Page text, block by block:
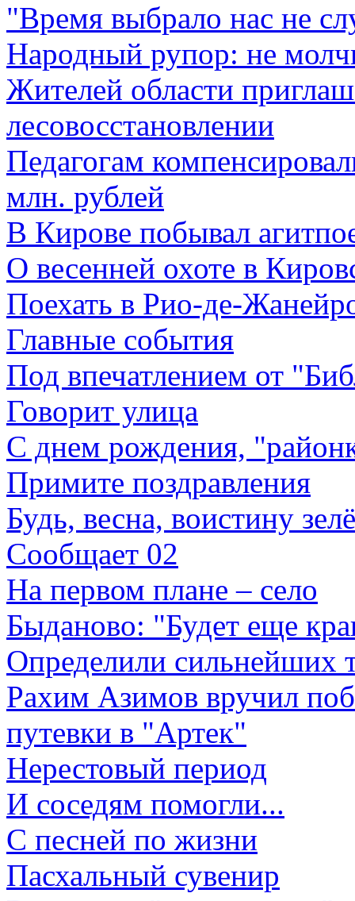
"Время выбрало нас не
Народный рупор: не
Жителей области
лесовосстановлении
Педагогам
млн. рублей
В Кирове побывал
О весенней охоте в
Поехать в Рио-де-
Главные события
Под впечатлением от
Говорит улица
С днем рождения,
Примите поздравления
Будь, весна, воистину
Сообщает 02
На первом плане – село
Быданово: "Будет еще
Определили сильнейших
Рахим Азимов вручил
путевки в "Артек"
Нерестовый период
И соседям помогли...
С песней по жизни
Пасхальный сувенир